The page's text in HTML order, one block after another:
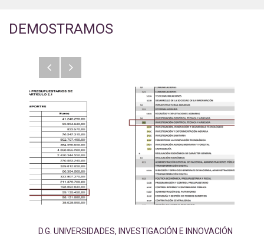
DEMOSTRAMOS
AnteriorSiguiente
D.G. UNIVERSIDADES, INVESTIGACIÓN E INNOVACIÓN